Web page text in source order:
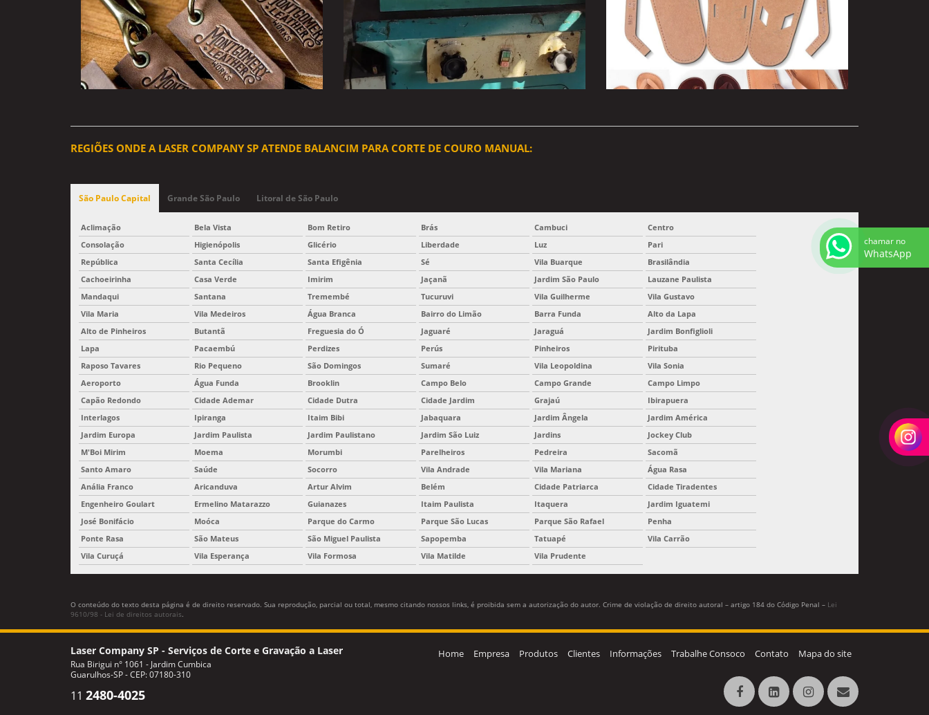
REGIÕES ONDE A LASER COMPANY SP ATENDE BALANCIM PARA CORTE DE COURO MANUAL:
São Paulo Capital Grande São Paulo Litoral de São Paulo
Aclimação Bela Vista Bom Retiro Brás Cambuci
Centro
Consolação
Higienópolis Glicério Liberdade Luz
Pari
República
Santa Cecília Santa Efigênia Sé Vila Buarque
Brasilândia
Cachoeirinha
Casa Verde Imirim Jaçanã Jardim São Paulo
Lauzane Paulista
Mandaqui
Santana Tremembé Tucuruvi Vila Guilherme
Vila Gustavo
Vila Maria
Vila Medeiros Água Branca Bairro do Limão Barra Funda
Alto da Lapa
Alto de Pinheiros
Butantã Freguesia do Ó Jaguaré Jaraguá
Jardim Bonfiglioli
Lapa
Pacaembú Perdizes Perús Pinheiros
Pirituba
Raposo Tavares
Rio Pequeno São Domingos Sumaré Vila Leopoldina
Vila Sonia
Aeroporto
Água Funda Brooklin Campo Belo Campo Grande
Campo Limpo
Capão Redondo
Cidade Ademar Cidade Dutra Cidade Jardim Grajaú
Ibirapuera
Interlagos
Ipiranga Itaim Bibi Jabaquara Jardim Ângela
Jardim América
Jardim Europa
Jardim Paulista Jardim Paulistano Jardim São Luiz Jardins
Jockey Club
M'Boi Mirim
Moema Morumbi Parelheiros Pedreira
Sacomã
Santo Amaro
Saúde Socorro Vila Andrade Vila Mariana
Água Rasa
Anália Franco
Aricanduva Artur Alvim Belém Cidade Patriarca
Cidade Tiradentes
Engenheiro Goulart
Ermelino Matarazzo Guianazes Itaim Paulista Itaquera
Jardim Iguatemi
José Bonifácio
Moóca Parque do Carmo Parque São Lucas Parque São Rafael
Penha
Ponte Rasa
São Mateus São Miguel Paulista Sapopemba Tatuapé
Vila Carrão
Vila Curuçá
Vila Esperança Vila Formosa Vila Matilde Vila Prudente
O conteúdo do texto desta página é de direito reservado. Sua reprodução, parcial ou total, mesmo citando nossos links, é proibida sem a autorização do autor. Crime de violação de direito autoral – artigo 184 do Código Penal – Lei
9610/98 - Lei de direitos autorais.
Laser Company SP - Serviços de Corte e Gravação a Laser
Rua Birigui n° 1061 - Jardim Cumbica
Guarulhos-SP - CEP: 07180-310
11 2480-4025
Home Empresa Produtos Clientes Informações Trabalhe Consoco Contato Mapa do site
chamar no
WhatsApp